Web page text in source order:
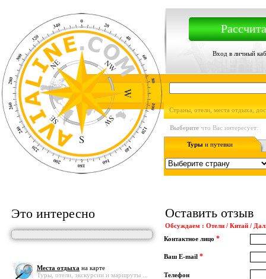
Вход в личный
Страны, отели, места отдыха,
Выберите что Вас интересует:
Туры и путевки
Это интересно
Места отдыха на карте
Туры, отели, экскурсии и маршруты ...
Оставить отзыв
Обсуждаем : Отели / Китай /
Контактное лицо *
Ваш E-mail *
Телефон